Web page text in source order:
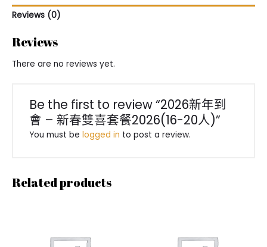
-
新
雙
套
quantity
Reviews (0)
Reviews
There are no reviews yet.
Be the first to review “2026新年到
會 – 新春雙喜套餐2026(16-20人)”
You must belogged in to post a review.
Related products